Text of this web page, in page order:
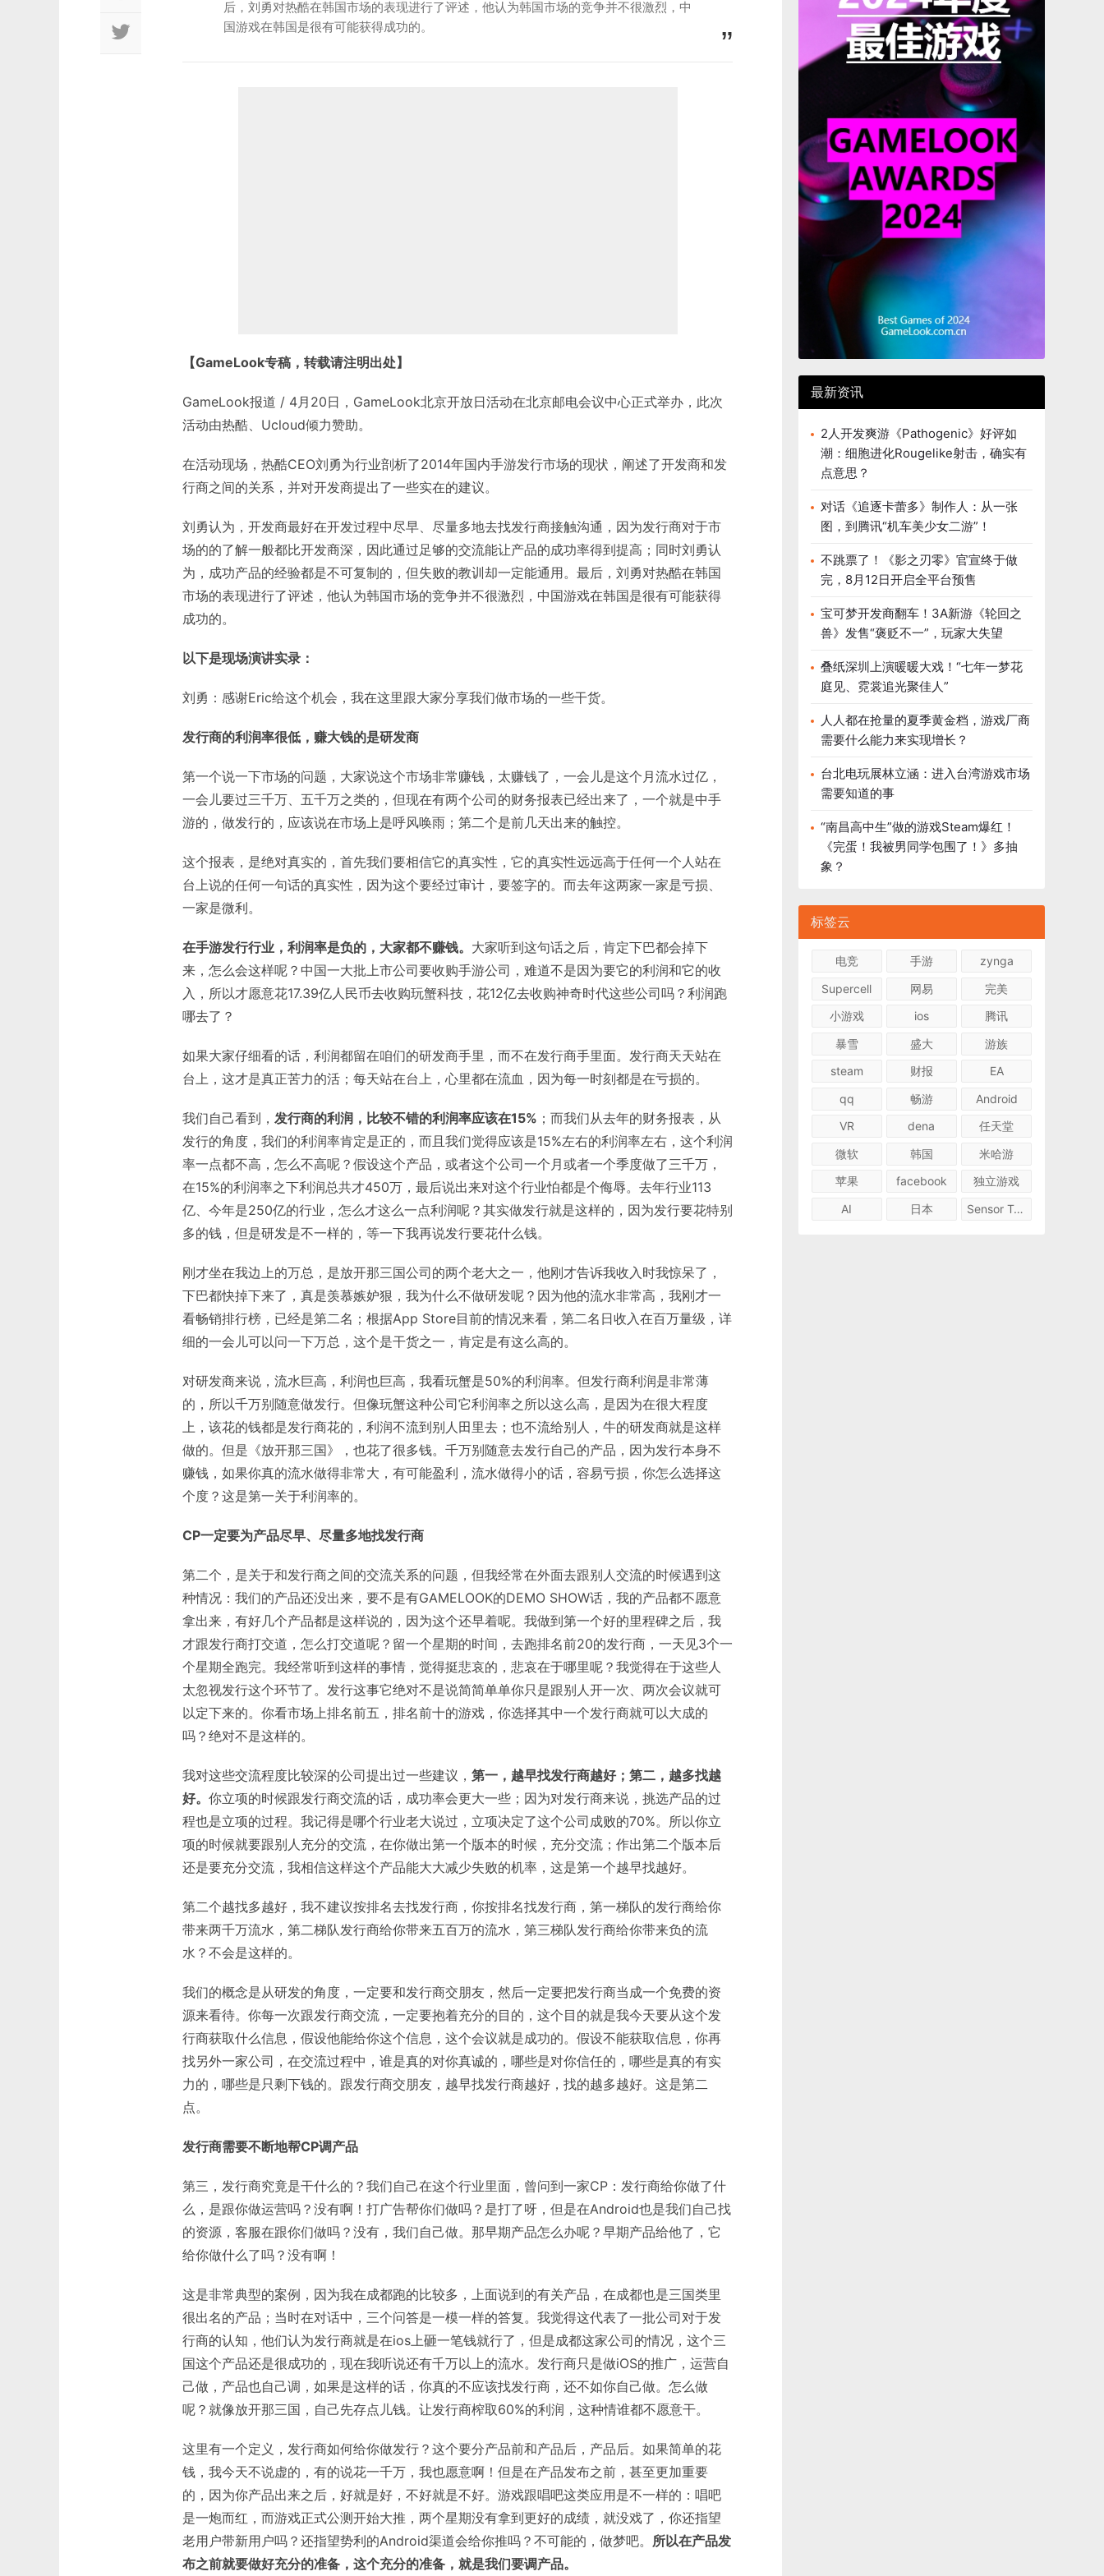
后，刘勇对热酷在韩国市场的表现进行了评述，他认为韩国市场的竞争并不很激烈，中
国游戏在韩国是很有可能获得成功的。
【GameLook专稿，转载请注明出处】
GameLook报道 / 4月20日，GameLook北京开放日活动在北京邮电会议中心正式举办，此次
活动由热酷、Ucloud倾力赞助。
在活动现场，热酷CEO刘勇为行业剖析了2014年国内手游发行市场的现状，阐述了开发商和发
行商之间的关系，并对开发商提出了一些实在的建议。
刘勇认为，开发商最好在开发过程中尽早、尽量多地去找发行商接触沟通，因为发行商对于市
场的的了解一般都比开发商深，因此通过足够的交流能让产品的成功率得到提高；同时刘勇认
为，成功产品的经验都是不可复制的，但失败的教训却一定能通用。最后，刘勇对热酷在韩国
市场的表现进行了评述，他认为韩国市场的竞争并不很激烈，中国游戏在韩国是很有可能获得
成功的。
以下是现场演讲实录：
刘勇：感谢Eric给这个机会，我在这里跟大家分享我们做市场的一些干货。
发行商的利润率很低，赚大钱的是研发商
第一个说一下市场的问题，大家说这个市场非常赚钱，太赚钱了，一会儿是这个月流水过亿，
一会儿要过三千万、五千万之类的，但现在有两个公司的财务报表已经出来了，一个就是中手
游的，做发行的，应该说在市场上是呼风唤雨；第二个是前几天出来的触控。
这个报表，是绝对真实的，首先我们要相信它的真实性，它的真实性远远高于任何一个人站在
台上说的任何一句话的真实性，因为这个要经过审计，要签字的。而去年这两家一家是亏损、
一家是微利。
在手游发行行业，利润率是负的，大家都不赚钱。 大家听到这句话之后，肯定下巴都会掉下
来，怎么会这样呢？中国一大批上市公司要收购手游公司，难道不是因为要它的利润和它的收
入，所以才愿意花17.39亿人民币去收购玩蟹科技，花12亿去收购神奇时代这些公司吗？利润跑
哪去了？
如果大家仔细看的话，利润都留在咱们的研发商手里，而不在发行商手里面。发行商天天站在
台上，这才是真正苦力的活；每天站在台上，心里都在流血，因为每一时刻都是在亏损的。
我们自己看到， 发行商的利润，比较不错的利润率应该在15% ；而我们从去年的财务报表，从
发行的角度，我们的利润率肯定是正的，而且我们觉得应该是15%左右的利润率左右，这个利润
率一点都不高，怎么不高呢？假设这个产品，或者这个公司一个月或者一个季度做了三千万，
在15%的利润率之下利润总共才450万，最后说出来对这个行业怕都是个侮辱。去年行业113
亿、今年是250亿的行业，怎么才这么一点利润呢？其实做发行就是这样的，因为发行要花特别
多的钱，但是研发是不一样的，等一下我再说发行要花什么钱。
刚才坐在我边上的万总，是放开那三国公司的两个老大之一，他刚才告诉我收入时我惊呆了，
下巴都快掉下来了，真是羡慕嫉妒狠，我为什么不做研发呢？因为他的流水非常高，我刚才一
看畅销排行榜，已经是第二名；根据App Store目前的情况来看，第二名日收入在百万量级，详
细的一会儿可以问一下万总，这个是干货之一，肯定是有这么高的。
对研发商来说，流水巨高，利润也巨高，我看玩蟹是50%的利润率。但发行商利润是非常薄
的，所以千万别随意做发行。但像玩蟹这种公司它利润率之所以这么高，是因为在很大程度
上，该花的钱都是发行商花的，利润不流到别人田里去；也不流给别人，牛的研发商就是这样
做的。但是《放开那三国》，也花了很多钱。千万别随意去发行自己的产品，因为发行本身不
赚钱，如果你真的流水做得非常大，有可能盈利，流水做得小的话，容易亏损，你怎么选择这
个度？这是第一关于利润率的。
CP一定要为产品尽早、尽量多地找发行商
第二个，是关于和发行商之间的交流关系的问题，但我经常在外面去跟别人交流的时候遇到这
种情况：我们的产品还没出来，要不是有GAMELOOK的DEMO SHOW话，我的产品都不愿意
拿出来，有好几个产品都是这样说的，因为这个还早着呢。我做到第一个好的里程碑之后，我
才跟发行商打交道，怎么打交道呢？留一个星期的时间，去跑排名前20的发行商，一天见3个一
个星期全跑完。我经常听到这样的事情，觉得挺悲哀的，悲哀在于哪里呢？我觉得在于这些人
太忽视发行这个环节了。发行这事它绝对不是说简简单单你只是跟别人开一次、两次会议就可
以定下来的。你看市场上排名前五，排名前十的游戏，你选择其中一个发行商就可以大成的
吗？绝对不是这样的。
我对这些交流程度比较深的公司提出过一些建议， 第一，越早找发行商越好；第二，越多找越
好。 你立项的时候跟发行商交流的话，成功率会更大一些；因为对发行商来说，挑选产品的过
程也是立项的过程。我记得是哪个行业老大说过，立项决定了这个公司成败的70%。所以你立
项的时候就要跟别人充分的交流，在你做出第一个版本的时候，充分交流；作出第二个版本后
还是要充分交流，我相信这样这个产品能大大减少失败的机率，这是第一个越早找越好。
第二个越找多越好，我不建议按排名去找发行商，你按排名找发行商，第一梯队的发行商给你
带来两千万流水，第二梯队发行商给你带来五百万的流水，第三梯队发行商给你带来负的流
水？不会是这样的。
我们的概念是从研发的角度，一定要和发行商交朋友，然后一定要把发行商当成一个免费的资
源来看待。你每一次跟发行商交流，一定要抱着充分的目的，这个目的就是我今天要从这个发
行商获取什么信息，假设他能给你这个信息，这个会议就是成功的。假设不能获取信息，你再
找另外一家公司，在交流过程中，谁是真的对你真诚的，哪些是对你信任的，哪些是真的有实
力的，哪些是只剩下钱的。跟发行商交朋友，越早找发行商越好，找的越多越好。这是第二
点。
发行商需要不断地帮CP调产品
第三，发行商究竟是干什么的？我们自己在这个行业里面，曾问到一家CP：发行商给你做了什
么，是跟你做运营吗？没有啊！打广告帮你们做吗？是打了呀，但是在Android也是我们自己找
的资源，客服在跟你们做吗？没有，我们自己做。那早期产品怎么办呢？早期产品给他了，它
给你做什么了吗？没有啊！
这是非常典型的案例，因为我在成都跑的比较多，上面说到的有关产品，在成都也是三国类里
很出名的产品；当时在对话中，三个问答是一模一样的答复。我觉得这代表了一批公司对于发
行商的认知，他们认为发行商就是在ios上砸一笔钱就行了，但是成都这家公司的情况，这个三
国这个产品还是很成功的，现在我听说还有千万以上的流水。发行商只是做iOS的推广，运营自
己做，产品也自己调，如果是这样的话，你真的不应该找发行商，还不如你自己做。怎么做
呢？就像放开那三国，自己先存点儿钱。让发行商榨取60%的利润，这种情谁都不愿意干。
这里有一个定义，发行商如何给你做发行？这个要分产品前和产品后，产品后。如果简单的花
钱，我今天不说虚的，有的说花一千万，我也愿意啊！但是在产品发布之前，甚至更加重要
的，因为你产品出来之后，好就是好，不好就是不好。游戏跟唱吧这类应用是不一样的：唱吧
是一炮而红，而游戏正式公测开始大推，两个星期没有拿到更好的成绩，就没戏了，你还指望
老用户带新用户吗？还指望势利的Android渠道会给你推吗？不可能的，做梦吧。 所以在产品发
布之前就要做好充分的准备，这个充分的准备，就是我们要调产品。
最新资讯
2人开发爽游《Pathogenic》好评如
潮：细胞进化Rougelike射击，确实有
点意思？
对话《追逐卡蕾多》制作人：从一张
图，到腾讯“机车美少女二游”！
不跳票了！《影之刃零》官宣终于做
完，8月12日开启全平台预售
宝可梦开发商翻车！3A新游《轮回之
兽》发售“褒贬不一”，玩家大失望
叠纸深圳上演暖暖大戏！“七年一梦花
庭见、霓裳追光聚佳人”
人人都在抢量的夏季黄金档，游戏厂商
需要什么能力来实现增长？
台北电玩展林立涵：进入台湾游戏市场
需要知道的事
“南昌高中生”做的游戏Steam爆红！
《完蛋！我被男同学包围了！》多抽
象？
标签云
电竞 手游
zynga
Supercell
网易
完美
小游戏
ios
腾讯
暴雪
盛大
游族
steam
财报
EA
qq
畅游
Android
VR
dena
任天堂
微软
韩国
米哈游
苹果
facebook
独立游戏
AI
日本 Sensor Tower